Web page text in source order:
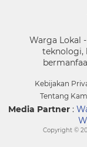
Warga Lokal
teknologi,
Kebijakan
Tentang
Media Partner:
Copyright ©